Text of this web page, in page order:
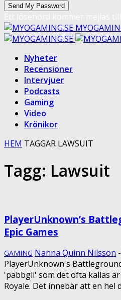
Nyheter
Recensioner
Intervjuer
Podcasts
Gaming
Video
Krönikor
HEM TAGGAR LAWSUIT
Tagg: Lawsuit
PlayerUnknown’s
Epic Games
GAMING Nanna Quinn Nilsson -
PlayerUnknown's
'pabbgii' som det ofta kallas
Royale. Det innebär att en hel